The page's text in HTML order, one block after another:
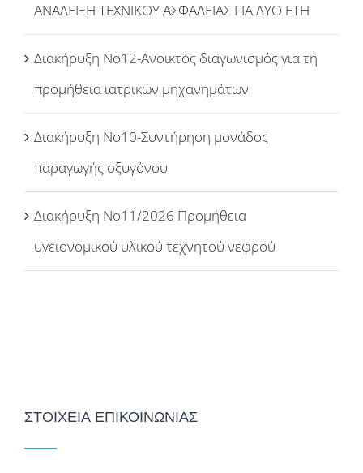
ΑΝΑΔΕΙΞΗ ΤΕΧΝΙΚΟΥ ΑΣΦΑΛΕΙΑΣ ΓΙΑ ΔΥΟ ΕΤΗ
Διακήρυξη Νο12-Ανοικτός διαγωνισμός για τη
προμήθεια ιατρικών μηχανημάτων
Διακήρυξη Νο10-Συντήρηση μονάδος
παραγωγής οξυγόνου
Διακήρυξη Νο11/2026 Προμήθεια
υγειονομικού υλικού τεχνητού νεφρού
ΣΤΟΙΧΕΙΑ ΕΠΙΚΟΙΝΩΝΙΑΣ